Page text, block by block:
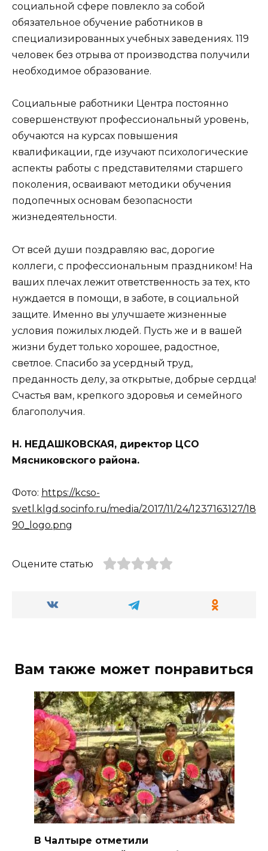
социальной сфере повлекло за собой
обязательное обучение работников в
специализированных учебных заведени­ях. 119
человек без отрыва от произ­водства получили
необходимое обра­зование.
Социальные работники Центра по­стоянно
совершенствуют профессио­нальный уровень,
обучаются на курсах повышения
квалификации, где изуча­ют психологические
аспекты работы с представителями старшего
поколения, осваивают методики обучения
подопечных основам безопасности
жизнедеятельности.
От всей души поздравляю вас, дорогие
коллеги, с профессиональным праздником! На
ваших плечах лежит от­ветственность за тех, кто
нуждается в помощи, в заботе, в социальной
защи­те. Именно вы улучшаете жизненные
условия пожилых людей. Пусть же и в вашей
жизни будет только хорошее, ра­достное,
светлое. Спасибо за усердный труд,
преданность делу, за открытые, добрые сердца!
Счастья вам, крепкого здоровья и семейного
благополучия.
Н. НЕДАШКОВСКАЯ, директор ЦСО
Мясниковского района.
Фото: https://kcso-
svetl.klgd.socinfo.ru/media/2017/11/24/1237163127/18
90_logo.png
Оцените статью
Вам также может понравиться
В Чалтыре отметили